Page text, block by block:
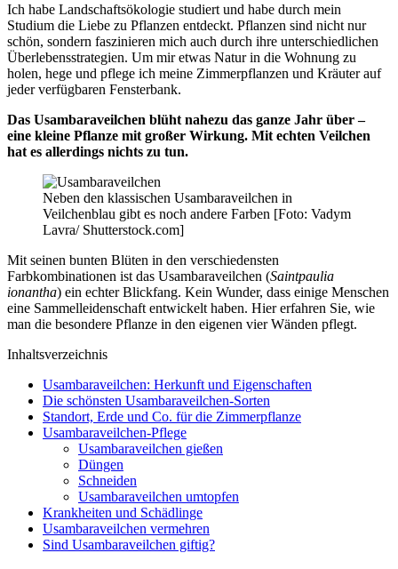
Ich habe Landschaftsökologie studiert und habe durch mein
Studium die Liebe zu Pflanzen entdeckt. Pflanzen sind nicht nur
schön, sondern faszinieren mich auch durch ihre unterschiedlichen
Überlebensstrategien. Um mir etwas Natur in die Wohnung zu
holen, hege und pflege ich meine Zimmerpflanzen und Kräuter auf
jeder verfügbaren Fensterbank.
Das Usambaraveilchen blüht nahezu das ganze Jahr über –
eine kleine Pflanze mit großer Wirkung. Mit echten Veilchen
hat es allerdings nichts zu tun.
Neben den klassischen Usambaraveilchen in
Veilchenblau gibt es noch andere Farben [Foto: Vadym
Lavra/ Shutterstock.com]
Mit seinen bunten Blüten in den verschiedensten
Farbkombinationen ist das Usambaraveilchen (Saintpaulia
ionantha) ein echter Blickfang. Kein Wunder, dass einige Menschen
eine Sammelleidenschaft entwickelt haben. Hier erfahren Sie, wie
man die besondere Pflanze in den eigenen vier Wänden pflegt.
Inhaltsverzeichnis
Usambaraveilchen: Herkunft und Eigenschaften
Die schönsten Usambaraveilchen-Sorten
Standort, Erde und Co. für die Zimmerpflanze
Usambaraveilchen-Pflege
Usambaraveilchen gießen
Düngen
Schneiden
Usambaraveilchen umtopfen
Krankheiten und Schädlinge
Usambaraveilchen vermehren
Sind Usambaraveilchen giftig?